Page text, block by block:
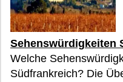
Sehenswürdigkeiten
Welche
Südfrankreich? Die